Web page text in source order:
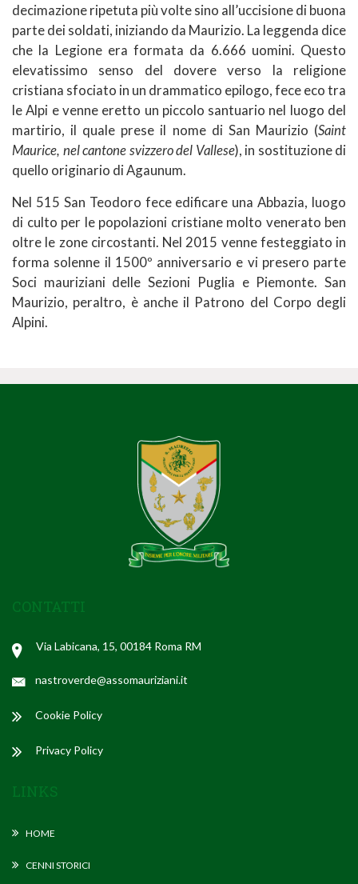
decimazione ripetuta più volte sino all’uccisione di buona
parte dei soldati, iniziando da Maurizio. La leggenda dice
che la Legione era formata da 6.666 uomini. Questo
elevatissimo senso del dovere verso la religione
cristiana sfociato in un drammatico epilogo, fece eco tra
le Alpi e venne eretto un piccolo santuario nel luogo del
martirio, il quale prese il nome di San Maurizio (Saint
Maurice, nel cantone svizzero del Vallese), in sostituzione di
quello originario di Agaunum.
Nel 515 San Teodoro fece edificare una Abbazia, luogo
di culto per le popolazioni cristiane molto venerato ben
oltre le zone circostanti. Nel 2015 venne festeggiato in
forma solenne il 1500º anniversario e vi presero parte
Soci mauriziani delle Sezioni Puglia e Piemonte. San
Maurizio, peraltro, è anche il Patrono del Corpo degli
Alpini.
CONTATTI
Via Labicana, 15, 00184 Roma RM
nastroverde@assomauriziani.it
Cookie Policy
Privacy Policy
LINKS
HOME
CENNI STORICI